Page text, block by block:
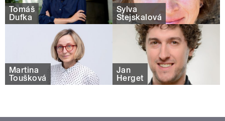
Tomáš
Dufka
Sylva
Stejskalová
Martina
Toušková
Jan
Herget